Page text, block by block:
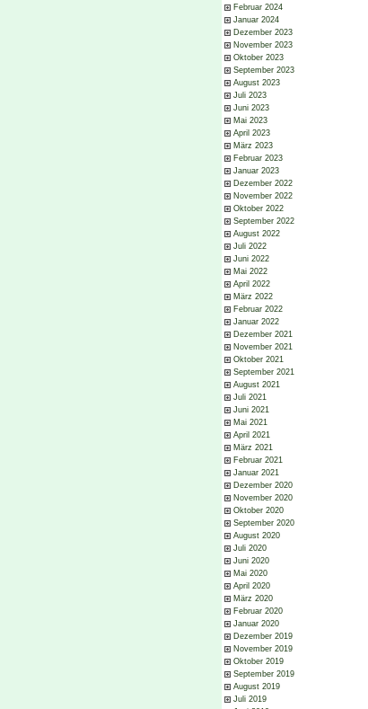
Februar 2024
Januar 2024
Dezember 2023
November 2023
Oktober 2023
September 2023
August 2023
Juli 2023
Juni 2023
Mai 2023
April 2023
März 2023
Februar 2023
Januar 2023
Dezember 2022
November 2022
Oktober 2022
September 2022
August 2022
Juli 2022
Juni 2022
Mai 2022
April 2022
März 2022
Februar 2022
Januar 2022
Dezember 2021
November 2021
Oktober 2021
September 2021
August 2021
Juli 2021
Juni 2021
Mai 2021
April 2021
März 2021
Februar 2021
Januar 2021
Dezember 2020
November 2020
Oktober 2020
September 2020
August 2020
Juli 2020
Juni 2020
Mai 2020
April 2020
März 2020
Februar 2020
Januar 2020
Dezember 2019
November 2019
Oktober 2019
September 2019
August 2019
Juli 2019